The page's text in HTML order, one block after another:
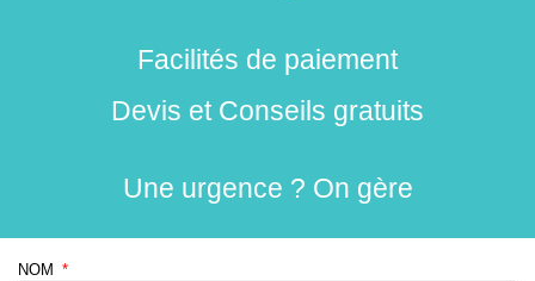
Facilités de paiement
Devis et Conseils gratuits
Une urgence ? On gère
NOM